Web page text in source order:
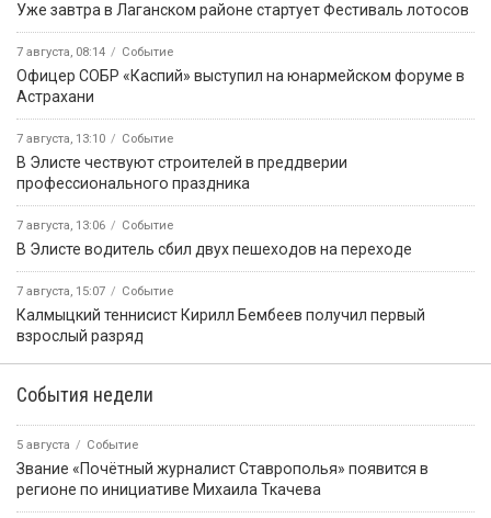
Уже завтра в Лаганском районе стартует Фестиваль лотосов
7 августа, 08:14 Событие
Офицер СОБР «Каспий» выступил на юнармейском форуме в
Астрахани
7 августа, 13:10 Событие
В Элисте чествуют строителей в преддверии
профессионального праздника
7 августа, 13:06 Событие
В Элисте водитель сбил двух пешеходов на переходе
7 августа, 15:07 Событие
Калмыцкий теннисист Кирилл Бембеев получил первый
взрослый разряд
События недели
5 августа Событие
Звание «Почётный журналист Ставрополья» появится в
регионе по инициативе Михаила Ткачева